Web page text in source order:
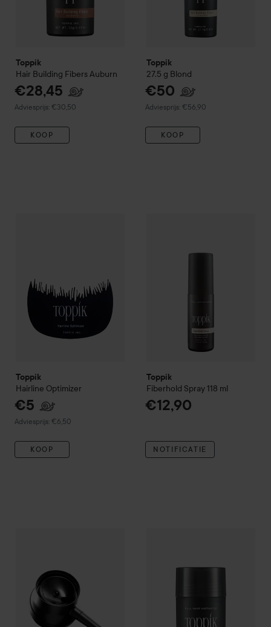
Toppik
Hair Building FibersAuburn
€28,45
Adviesprijs: €30,50
Aanbevolen prijs €30,50
KOOP
Toppik
27.5 g Blond
€50
Adviesprijs: €56,90
Aanbevolen prijs €56,90
KOOP
Toppik
Hairline Optimizer
€5
Adviesprijs: €6,50
Aanbevolen prijs €6,50
KOOP
Toppik
Fiberhold Spray 118 ml
€12,90
NOTIFICATIE